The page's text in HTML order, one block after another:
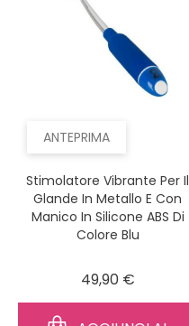
ANTEPRIMA
Stimolatore Vibrante Per Il
Glande In Metallo E Con
Manico In Silicone ABS Di
Colore Blu
49,90 €Prezzo